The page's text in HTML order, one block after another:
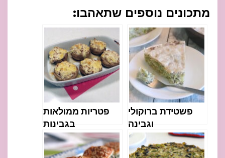
מתכונים נוספים שתאהבו:
פשטידת ברוקולי
וגבינה
פטריות ממולאות
בגבינות